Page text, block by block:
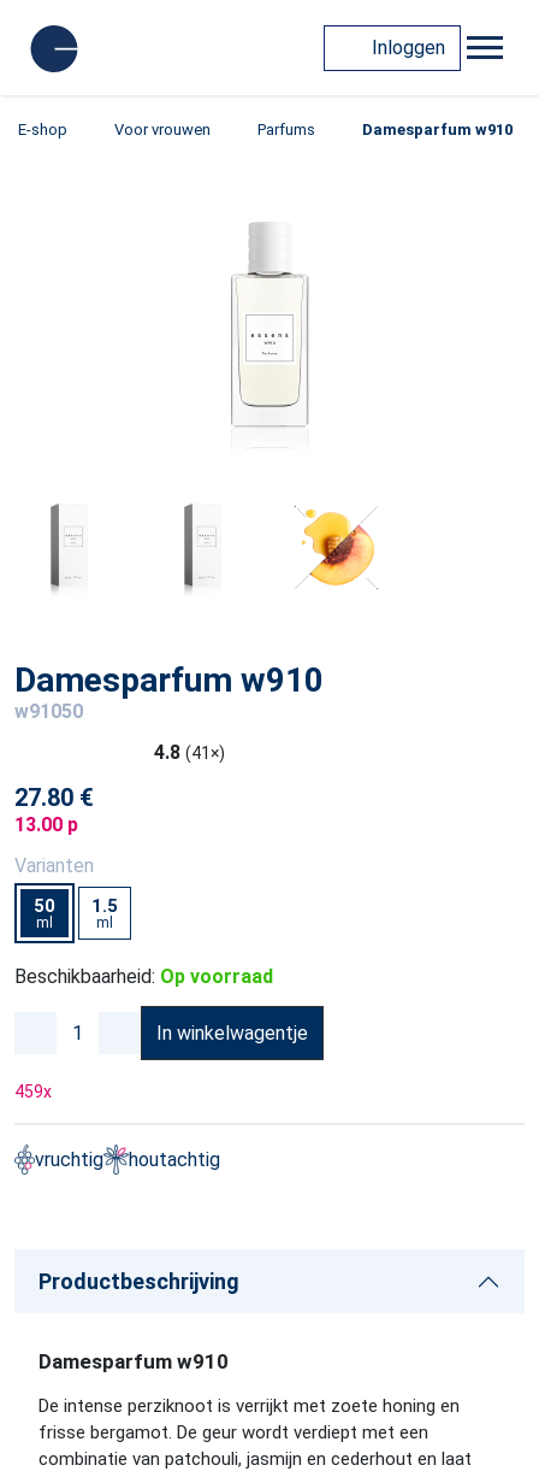
Inloggen
E-shop Voor vrouwen Parfums Damesparfum w910
Damesparfum w910
w91050
4.8 (41×)
27.80 €
13.00 p
Varianten
50
ml
1.5
ml
Beschikbaarheid: Op voorraad
In winkelwagentje
459x
vruchtig houtachtig
Productbeschrijving
Damesparfum w910
De intense perziknoot is verrijkt met zoete honing en
frisse bergamot. De geur wordt verdiept met een
combinatie van patchouli, jasmijn en cederhout en laat